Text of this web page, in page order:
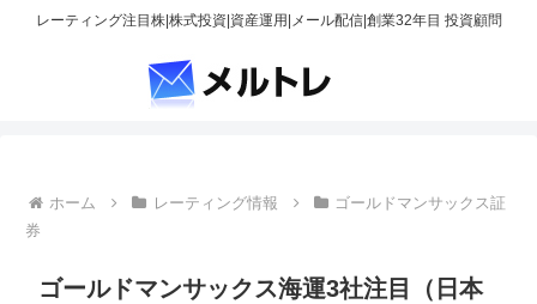
レーティング注目株|株式投資|資産運用|メール配信|創業32年目 投資顧問
ホーム レーティング情報
ゴールドマンサックス証
券
ゴールドマンサックス海運3社注目（日本